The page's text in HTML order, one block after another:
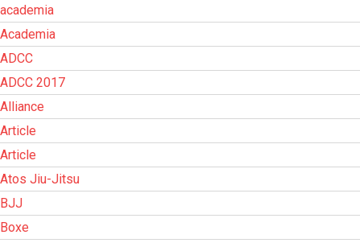
academia
Academia
ADCC
ADCC 2017
Alliance
Article
Article
Atos Jiu-Jitsu
BJJ
Boxe